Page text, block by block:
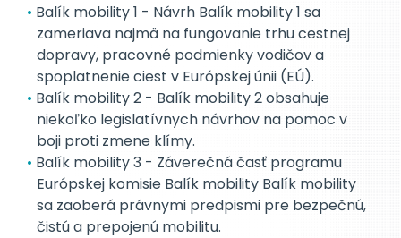
Balík mobility 1 - Návrh Balík mobility 1 sa
zameriava najmä na fungovanie trhu cestnej
dopravy, pracovné podmienky vodičov a
spoplatnenie ciest v Európskej únii (EÚ).
Balík mobility 2 - Balík mobility 2 obsahuje
niekoľko legislatívnych návrhov na pomoc v
boji proti zmene klímy.
Balík mobility 3 - Záverečná časť programu
Európskej komisie Balík mobility Balík mobility
sa zaoberá právnymi predpismi pre bezpečnú,
čistú a prepojenú mobilitu.